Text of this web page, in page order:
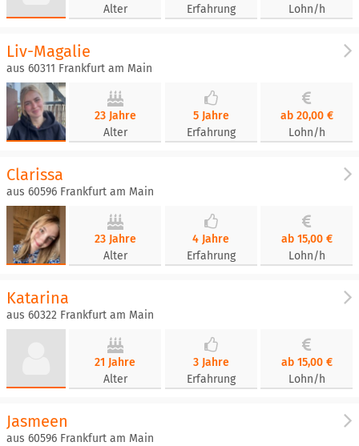
Alter
Erfahrung
Lohn/h
Liv-Magalie
aus 60311 Frankfurt am Main
23 Jahre
Alter
5 Jahre
Erfahrung
ab 20,00 €
Lohn/h
Clarissa
aus 60596 Frankfurt am Main
23 Jahre
Alter
4 Jahre
Erfahrung
ab 15,00 €
Lohn/h
Katarina
aus 60322 Frankfurt am Main
21 Jahre
Alter
3 Jahre
Erfahrung
ab 15,00 €
Lohn/h
Jasmeen
aus 60596 Frankfurt am Main